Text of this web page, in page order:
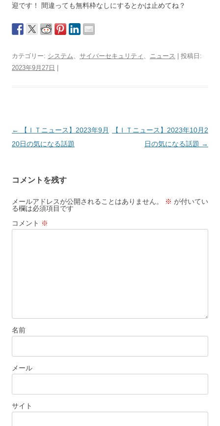
迎です！ 間違っても無料枠なしにするとかは止めてね？
カテゴリー: システム、 サイバーセキュリティ 、 ニュース
| 投稿日:
2023年9月27日
投
稿
ゲ
ー
シ
ョ
←
【ＩＴニュース】2023年9月
20日の気になる話題
【ＩＴニュース】2023年10月2
日の気になる話題 →
コメントを残す
メールアドレスが公開されることはありません。 ※ が付いてい
る欄は必須項目です
コメント ※
名前
メール
サイト